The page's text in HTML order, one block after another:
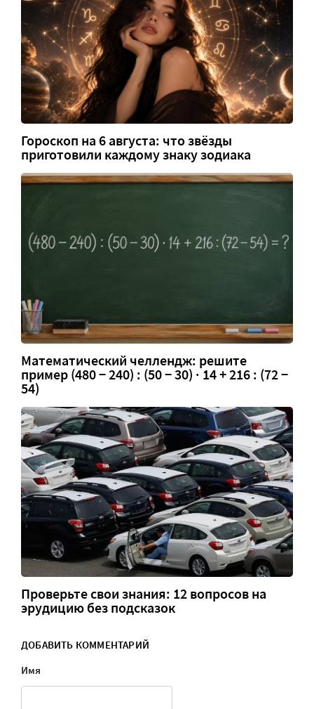
Гороскоп на 6 августа: что звёзды
приготовили каждому знаку зодиака
Математический челлендж: решите
пример (480 − 240) : (50 − 30) · 14 + 216 : (72 −
54)
Проверьте свои знания: 12 вопросов на
эрудицию без подсказок
ДОБАВИТЬ КОММЕНТАРИЙ
Имя